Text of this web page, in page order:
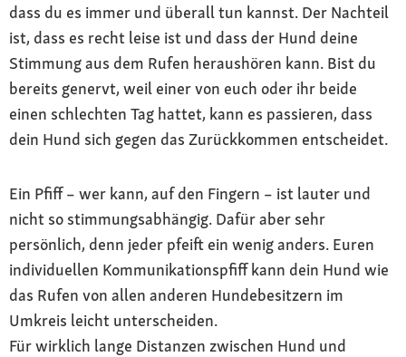
dass du es immer und überall tun kannst. Der Nachteil
ist, dass es recht leise ist und dass der Hund deine
Stimmung aus dem Rufen heraushören kann. Bist du
bereits genervt, weil einer von euch oder ihr beide
einen schlechten Tag hattet, kann es passieren, dass
dein Hund sich gegen das Zurückkommen entscheidet.
Ein Pfiff – wer kann, auf den Fingern – ist lauter und
nicht so stimmungsabhängig. Dafür aber sehr
persönlich, denn jeder pfeift ein wenig anders. Euren
individuellen Kommunikationspfiff kann dein Hund wie
das Rufen von allen anderen Hundebesitzern im
Umkreis leicht unterscheiden.
Für wirklich lange Distanzen zwischen Hund und